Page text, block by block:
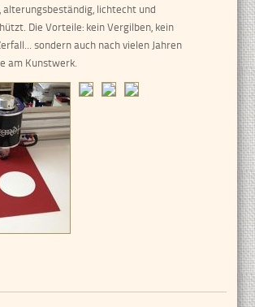
lichtecht und
Die Vorteile: kein Vergilben, kein
sondern auch nach vielen Jahren
am Kunstwerk.